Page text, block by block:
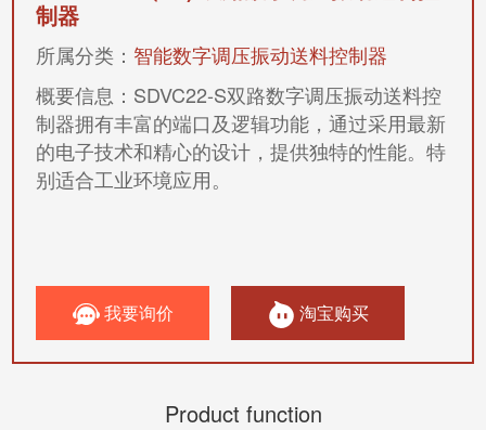
制器
所属分类： 智能数字调压振动送料控制器
概要信息： SDVC22-S双路数字调压振动送料控
制器拥有丰富的端口及逻辑功能，通过采用最新
的电子技术和精心的设计，提供独特的性能。特
别适合工业环境应用。
我要询价 淘宝购买
Product function